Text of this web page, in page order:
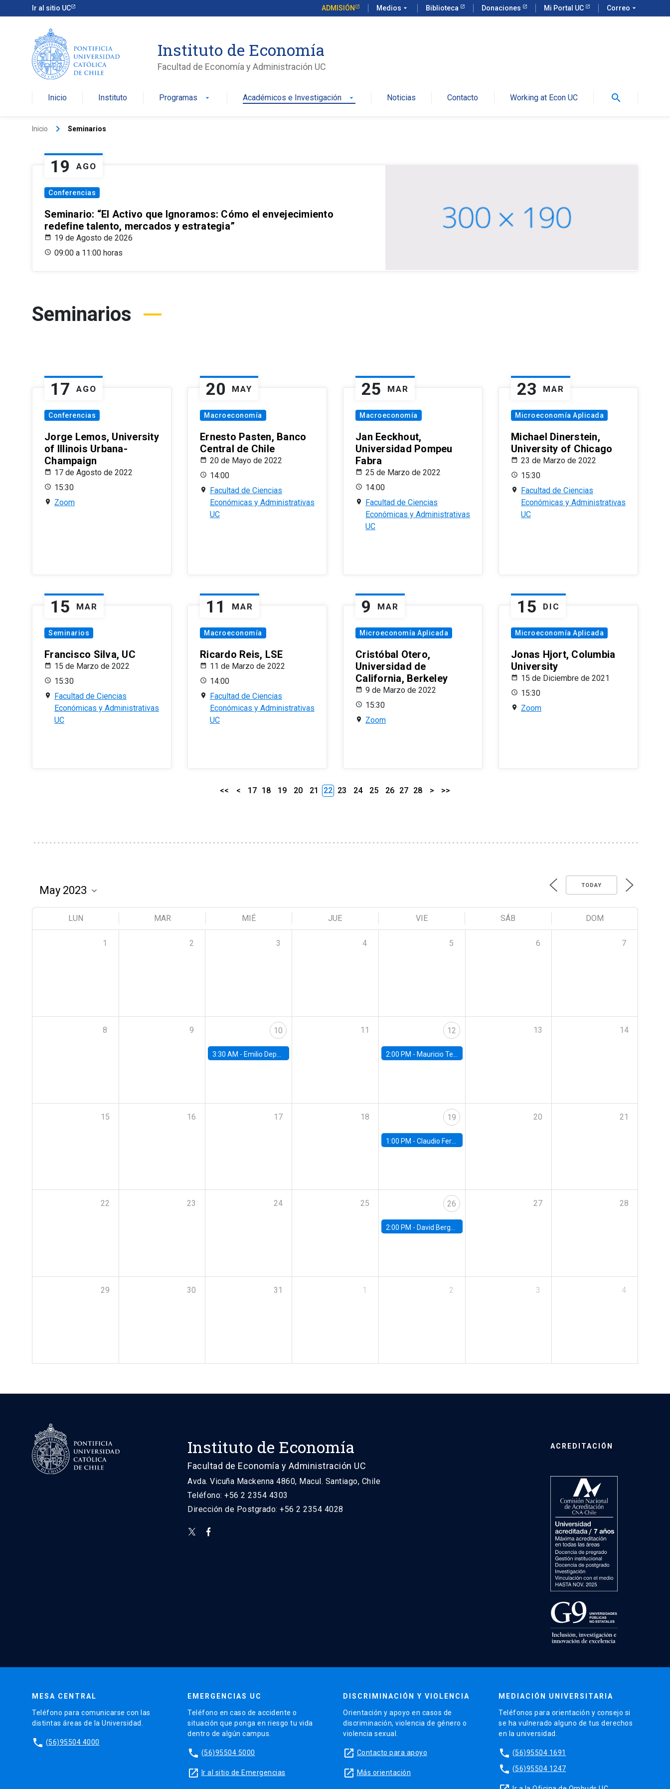
Ir al sitio UC ADMISIÓN Medios arrow_drop_down Biblioteca Donaciones Mi Portal UC Correo arrow_drop_down
Instituto de Economía
Facultad de Economía y Administración UC
Inicio Instituto Programas arrow_drop_down Académicos e Investigación arrow_drop_down Noticias Contacto Working at Econ UC search
Inicio keyboard_arrow_right Seminarios
19 AGO
Conferencias
Seminario: “El Activo que Ignoramos: Cómo el envejecimiento
redefine talento, mercados y estrategia”
19 de Agosto de 2026
09:00 a 11:00 horas
Seminarios
17 AGO
Conferencias
Jorge Lemos, University
of Illinois Urbana-
Champaign
17 de Agosto de 2022
15:30
Zoom
20 MAY
Macroeconomía
Ernesto Pasten, Banco
Central de Chile
20 de Mayo de 2022
14:00
Facultad de Ciencias
Económicas y Administrativas
UC
25 MAR
Macroeconomía
Jan Eeckhout,
Universidad Pompeu
Fabra
25 de Marzo de 2022
14:00
Facultad de Ciencias
Económicas y Administrativas
UC
23 MAR
Microeconomía Aplicada
Michael Dinerstein,
University of Chicago
23 de Marzo de 2022
15:30
Facultad de Ciencias
Económicas y Administrativas
UC
15 MAR
Seminarios
Francisco Silva, UC
15 de Marzo de 2022
15:30
Facultad de Ciencias
Económicas y Administrativas
UC
11 MAR
Macroeconomía
Ricardo Reis, LSE
11 de Marzo de 2022
14:00
Facultad de Ciencias
Económicas y Administrativas
UC
9 MAR
Microeconomía Aplicada
Cristóbal Otero,
Universidad de
California, Berkeley
9 de Marzo de 2022
15:30
Zoom
15 DIC
Microeconomía Aplicada
Jonas Hjort, Columbia
University
15 de Diciembre de 2021
15:30
Zoom
<< < 17 18 19 20 21 22 23 24 25 26 27 28 > >>
TODAY
LUN MAR MIÉ JUE VIE SÁB DOM
1 2 3 4 5 6 7
8 9 10
3:30 AM - Emilio Depetris-Chauvín, Universidad Católica
11 12
2:00 PM - Mauricio Tejada, UDP
13 14
15 16 17 18 19
1:00 PM - Claudio Ferraz, British Columbia
20 21
22 23 24 25 26
2:00 PM - David Berger, Duke
27 28
29 30 31 1 2 3 4
Instituto de Economía
Facultad de Economía y Administración UC
Avda. Vicuña Mackenna 4860, Macul. Santiago, Chile
Teléfono: +56 2 2354 4303
Dirección de Postgrado: +56 2 2354 4028
ACREDITACIÓN
MESA CENTRAL
Teléfono para comunicarse con las
distintas áreas de la Universidad.
phone (56)95504 4000
EMERGENCIAS UC
Teléfono en caso de accidente o
situación que ponga en riesgo tu vida
dentro de algún campus.
phone (56)95504 5000
launch Ir al sitio de Emergencias
DISCRIMINACIÓN Y VIOLENCIA
Orientación y apoyo en casos de
discriminación, violencia de género o
violencia sexual.
launch Contacto para apoyo
launch Más orientación
MEDIACIÓN UNIVERSITARIA
Teléfonos para orientación y consejo si
se ha vulnerado alguno de tus derechos
en la universidad.
phone (56)95504 1691
phone (56)95504 1247